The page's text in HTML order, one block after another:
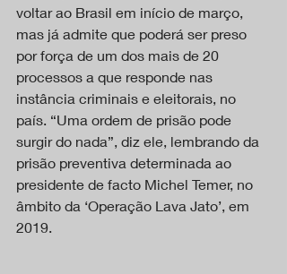
voltar ao Brasil em início de março,
mas já admite que poderá ser preso
por força de um dos mais de 20
processos a que responde nas
instância criminais e eleitorais, no
país. “Uma ordem de prisão pode
surgir do nada”, diz ele, lembrando da
prisão preventiva determinada ao
presidente de facto Michel Temer, no
âmbito da ‘Operação Lava Jato’, em
2019.